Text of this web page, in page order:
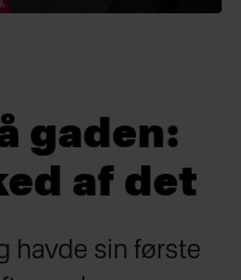
gaden:
af det
havde sin første